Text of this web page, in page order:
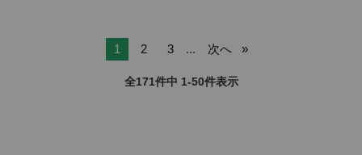
1 2 3 ... 次へ
全171件中 1-50件表示